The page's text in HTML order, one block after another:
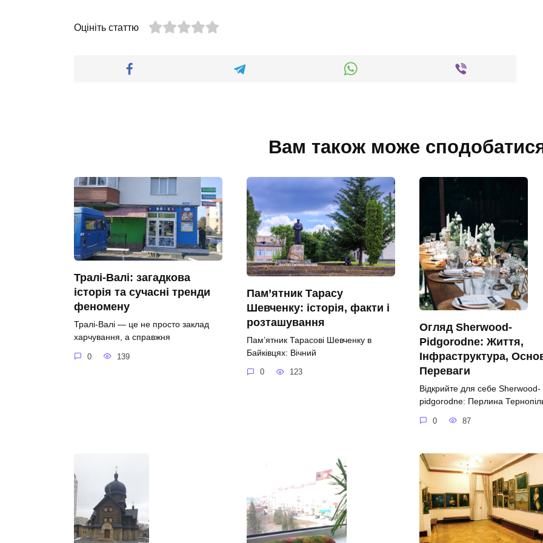
Оцініть статтю
Вам також може
Тралі-Валі: загадкова
історія та сучасні тренди
феномену
Тралі-Валі — це не просто заклад
харчування, а справжня
0 139
Пам’ятник Тарасу
Шевченку: історія, факти і
розташування
Пам’ятник Тарасові Шевченку в
Байківцях: Вічний
0 123
Огляд Sherwood-
Pidgorodne: Життя,
Інфраструктура,
Переваги
Відкрийте для себе Sherwood-
pidgorodne: Перлина
0 87